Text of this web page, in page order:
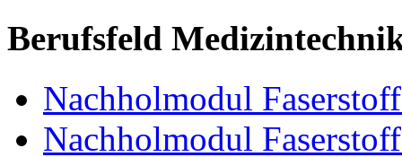
Berufsfeld
Nachholmodul
Nachholmodul